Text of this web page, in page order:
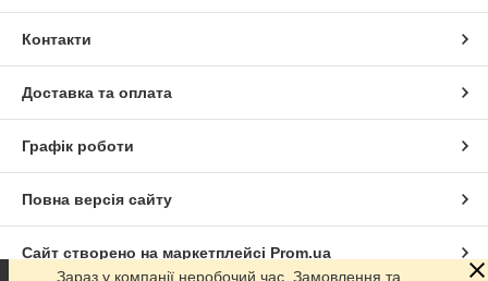
Контакти
Доставка та оплата
Графік роботи
Повна версія сайту
Сайт створено на маркетплейсі Prom.ua
Зараз у компанії неробочий час. Замовлення та